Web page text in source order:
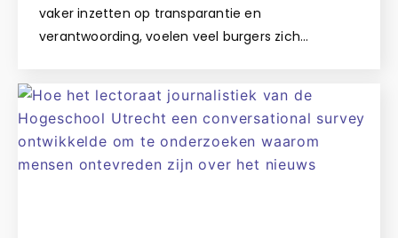
vaker inzetten op transparantie en
verantwoording, voelen veel burgers zich…